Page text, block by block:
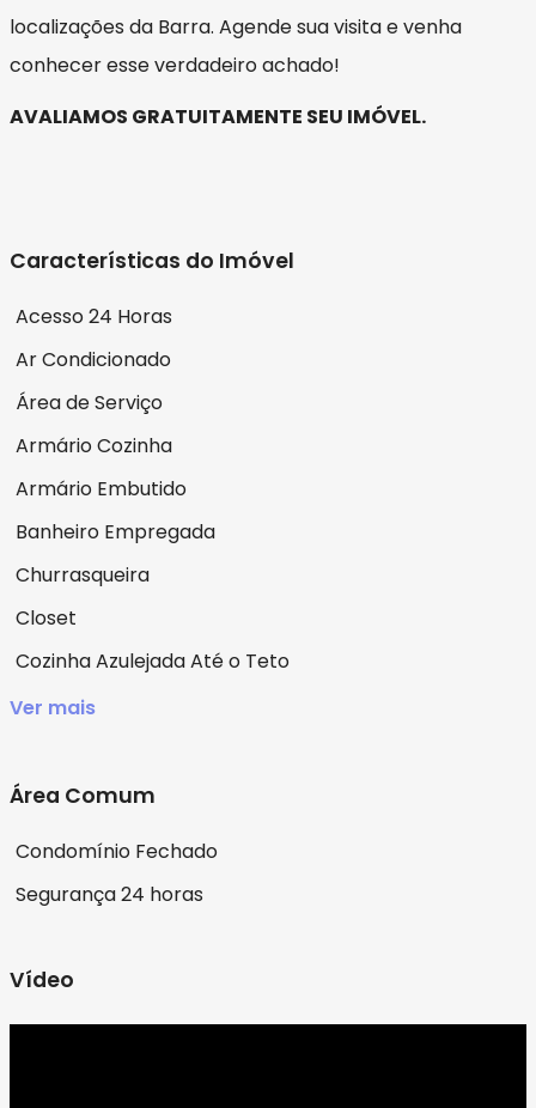
localizações da Barra. Agende sua visita e venha
conhecer esse verdadeiro achado!
AVALIAMOS GRATUITAMENTE SEU IMÓVEL.
Características do Imóvel
Acesso 24 Horas
Ar Condicionado
Área de Serviço
Armário Cozinha
Armário Embutido
Banheiro Empregada
Churrasqueira
Closet
Cozinha Azulejada Até o Teto
Ver mais
Área Comum
Condomínio Fechado
Segurança 24 horas
Vídeo